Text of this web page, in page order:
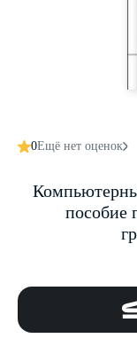
0Ещё нет оценок
пособие